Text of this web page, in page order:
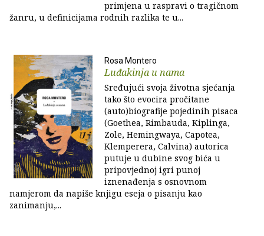
primjena u raspravi o tragičnom
žanru, u definicijama rodnih razlika te u...
Rosa Montero
Luđakinja u nama
Sređujući svoja životna sjećanja
tako što evocira pročitane
(auto)biografije pojedinih pisaca
(Goethea, Rimbauda, Kiplinga,
Zole, Hemingwaya, Capotea,
Klemperera, Calvina) autorica
putuje u dubine svog bića u
pripovjednoj igri punoj
iznenađenja s osnovnom
namjerom da napiše knjigu eseja o pisanju kao
zanimanju,...